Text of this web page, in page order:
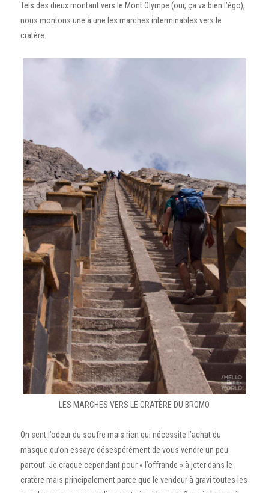
Tels des dieux montant vers le Mont Olympe (oui, ça va bien l’égo),
nous montons une à une les marches interminables vers le
cratère.
LES MARCHES VERS LE CRATÈRE DU BROMO
On sent l’odeur du soufre mais rien qui nécessite l’achat du
masque qu’on essaye désespérément de vous vendre un peu
partout. Je craque cependant pour « l’offrande » à jeter dans le
cratère mais principalement parce que le vendeur à gravi toutes les